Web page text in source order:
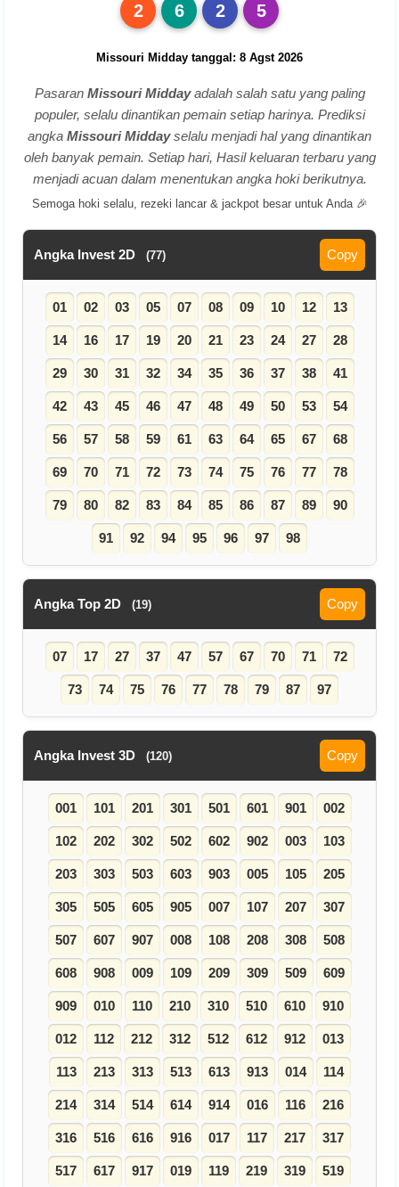
2 6 2 5
Missouri Midday tanggal: 8 Agst 2026
Pasaran Missouri Middayadalah salah satu yang paling
populer, selalu dinantikan pemain setiap harinya. Prediksi
angka Missouri Middayselalu menjadi hal yang dinantikan
oleh banyak pemain. Setiap hari, Hasil keluaran terbaru yang
menjadi acuan dalam menentukan angka hoki berikutnya.
Semoga hoki selalu, rezeki lancar & jackpot besar untuk Anda 🎉
Angka Invest 2D (77) Copy
01 02 03 05 07 08 09 10 12 13
14 16 17 19 20 21 23 24 27 28
29 30 31 32 34 35 36 37 38 41
42 43 45 46 47 48 49 50 53 54
56 57 58 59 61 63 64 65 67 68
69 70 71 72 73 74 75 76 77 78
79 80 82 83 84 85 86 87 89 90
91 92 94 95 96 97 98
Angka Top 2D (19) Copy
07 17 27 37 47 57 67 70 71 72
73 74 75 76 77 78 79 87 97
Angka Invest 3D (120) Copy
001 101 201 301 501 601 901 002
102 202 302 502 602 902 003 103
203 303 503 603 903 005 105 205
305 505 605 905 007 107 207 307
507 607 907 008 108 208 308 508
608 908 009 109 209 309 509 609
909 010 110 210 310 510 610 910
012 112 212 312 512 612 912 013
113 213 313 513 613 913 014 114
214 314 514 614 914 016 116 216
316 516 616 916 017 117 217 317
517 617 917 019 119 219 319 519